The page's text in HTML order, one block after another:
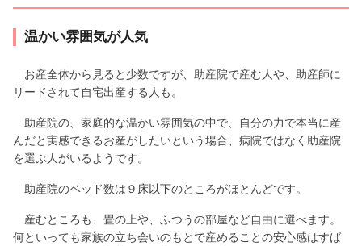
温かい雰囲気が人気
お産全体から見ると少数ですが、助産院で産む人や、助産師に
リードされて自宅出産する人も。
助産院の、家庭的な温かい雰囲気の中で、自分の力で本当に産
んだと実感できるお産がしたいという場合、病院ではなく助産院
を選ぶ人がいるようです。
助産院のベッド数は９床以下のところがほとんどです。
産むところも、畳の上や、ふつうの部屋など自由に選べます。
何といっても家族の立ち会いのもとで産めることの安心感はすば